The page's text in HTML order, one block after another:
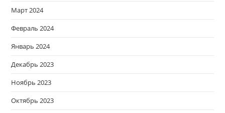
Март 2024
Февраль 2024
Январь 2024
Декабрь 2023
Ноябрь 2023
Октябрь 2023